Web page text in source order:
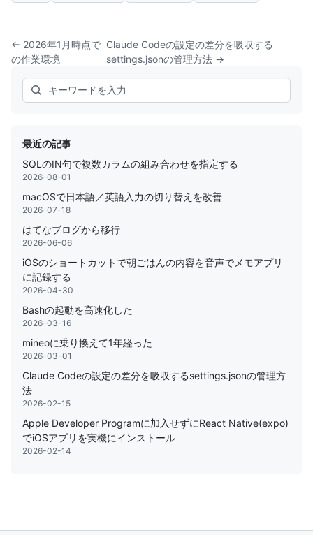
← 2026年1月時点で
の作業環境
Claude Codeの設定の差分を吸収する
settings.jsonの管理方法 →
Search
最近の記事
SQLのIN句で複数カラムの組み合わせを指定する
2026-08-01
macOSで日本語／英語入力の切り替えを改善
2026-07-18
はてなブログから移行
2026-06-06
iOSのショートカットで朝ごはんの内容を音声でメモアプリ
に記録する
2026-04-30
Bashの起動を高速化した
2026-03-16
mineoに乗り換えて1年経った
2026-03-01
Claude Codeの設定の差分を吸収するsettings.jsonの管理方
法
2026-02-15
Apple Developer Programに加入せずにReact Native(expo)
でiOSアプリを実機にインストール
2026-02-14